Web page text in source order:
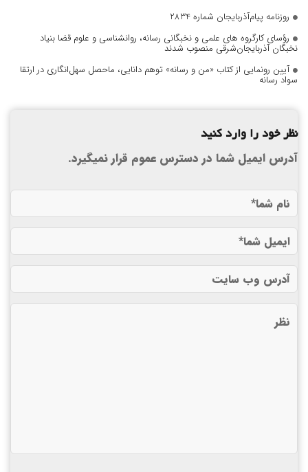
روزنامه پیام‌آذربایجان شماره 2834
رؤسای کارگروه های علمی و نخبگانی رسانه، روانشناسی و علوم قضا بنیاد
نخبگان آذربایجان‌شرقی منصوب شدند
آیین رونمایی از کتاب «من و رسانه» توهم دانایی، ماحصل سهل‌انگاری در ارتقا
سواد رسانه
نظر خود را وارد کنید
آدرس ایمیل شما در دسترس عموم قرار نمیگیرد.